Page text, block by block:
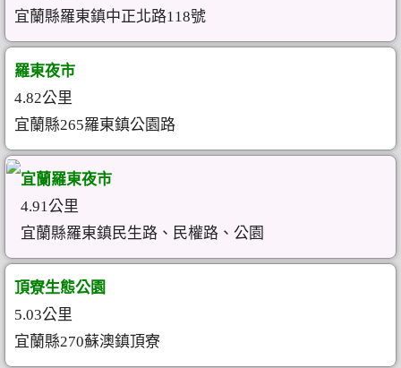
宜蘭縣羅東鎮中正北路118號
羅東夜市
4.82公里
宜蘭縣265羅東鎮公園路
宜蘭羅東夜市
4.91公里
宜蘭縣羅東鎮民生路、民權路、公園
頂寮生態公園
5.03公里
宜蘭縣270蘇澳鎮頂寮